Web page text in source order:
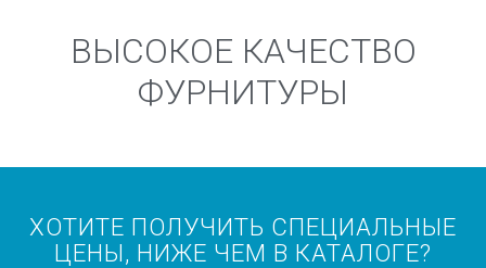
ВЫСОКОЕ КАЧЕСТВО
ФУРНИТУРЫ
ХОТИТЕ ПОЛУЧИТЬ СПЕЦИАЛЬНЫЕ
ЦЕНЫ, НИЖЕ ЧЕМ В КАТАЛОГЕ?